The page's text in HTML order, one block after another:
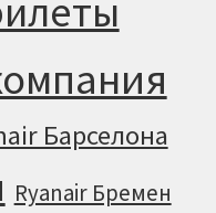
Барселона
Ryanair Бремен